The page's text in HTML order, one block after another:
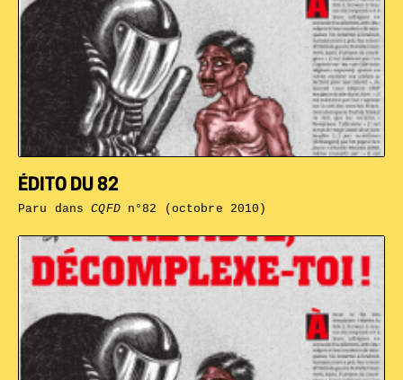
ÉDITO DU 82
Paru dansCQFDn°82 (octobre 2010)